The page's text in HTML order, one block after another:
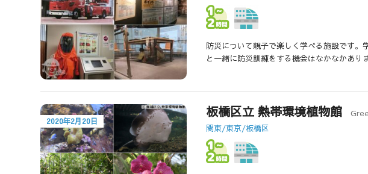
防災について親子で楽しく学べる施設です。
と一緒に防災訓練をする機会はなかなかあ
2020年2月20日
板橋区立 熱帯環境植物館
関東/東京/板橋区